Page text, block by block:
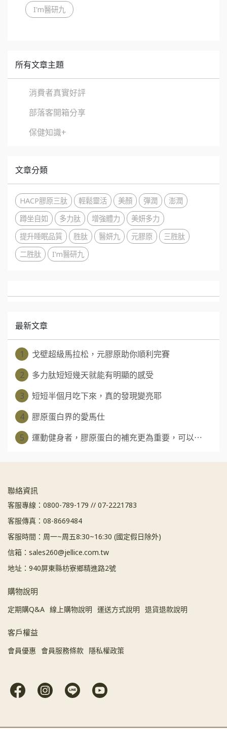
I'm醫研九
所有文章主題
消費者真實好評
部落客開箱分享
保健知識+
文章分類
HACP膠原三肽 輕鬆靈活 美顏 彈潤
澎潤
蹲坐自如
多力肽 增強體力
美妍多力
提升睡眠品質
胜肽 醫妍九 元膠原
三胜肽
二胜肽
I'm醫研九
最新文章
1
戈壁超級馬拉松，元膠原助你順利完賽
2
多力肽短短幾天就能有明顯的感受
3
短短半個月吃下來，真的發現變亮耶
4
膠原蛋白界的愛馬仕
5
運動健身者，膠原蛋白的補充更為重要，可以⋯
聯絡資訊
客服專線：0800-789-179 // 07-2221783
客服傳真：08-8669484
客服時間：周一~周五8:30~16:30 (國定假日除外)
信箱：sales260@jellice.com.tw
地址：940屏東縣枋寮鄉精進路2號
購物說明
定期購Q&A 線上購物說明 運送方式說明 退貨退款說明
客戶權益
會員優惠 會員服務條款 隱私權政策